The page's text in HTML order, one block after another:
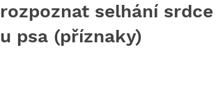
rozpoznat selhání srdce
u psa (příznaky)